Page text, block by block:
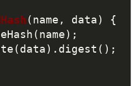
(name, data)
{